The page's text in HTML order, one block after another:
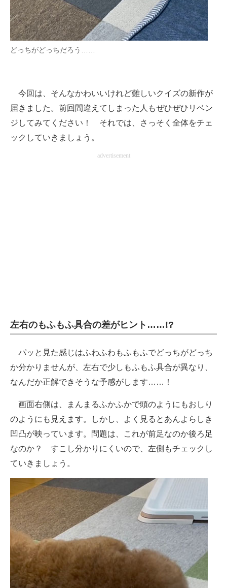
どっちがどっちだろう……
今回は、そんなかわいいけれど難しいクイズの新作が
届きました。前回間違えてしまった人もぜひぜひリベン
ジしてみてください！ それでは、さっそく全体をチェ
ックしていきましょう。
advertisement
左右のもふもふ具合の差がヒント……!?
パッと見た感じはふわふわもふもふでどっちがどっち
か分かりませんが、左右で少しもふもふ具合が異なり、
なんだか正解できそうな予感がします……！
画面右側は、まんまるふかふかで頭のようにもおしり
のようにも見えます。しかし、よく見るとあんよらしき
凹凸が映っています。問題は、これが前足なのか後ろ足
なのか？ すこし分かりにくいので、左側もチェックし
ていきましょう。